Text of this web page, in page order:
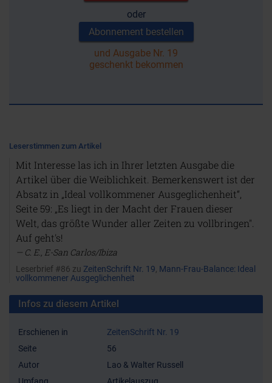
oder
Abonnement bestellen
und Ausgabe Nr. 19
geschenkt bekommen
Leserstimmen zum Artikel
Mit Interesse las ich in Ihrer letzten Ausgabe die
Artikel über die Weiblichkeit. Bemerkenswert ist der
Absatz in „Ideal vollkommener Ausgeglichenheit“,
Seite 59: „Es liegt in der Macht der Frauen dieser
Welt, das größte Wunder aller Zeiten zu vollbringen".
Auf geht's!
C. E., E-San Carlos/Ibiza
Leserbrief #86 zu ZeitenSchrift Nr. 19 Mann-Frau-Balance: Ideal
vollkommener Ausgeglichenheit
Infos zu diesem Artikel
Erschienen in
ZeitenSchrift Nr. 19
Seite
56
Autor
Lao & Walter Russell